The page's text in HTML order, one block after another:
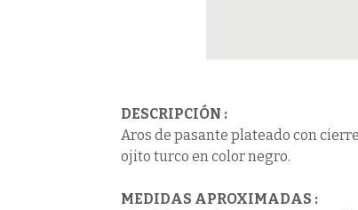
DESCRIPCIÓN :
Aros de pasante plateado con
ojito turco en color negro.
MEDIDAS APROXIMADAS :